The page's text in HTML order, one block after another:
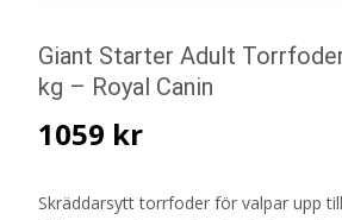
Giant Starter Adult
kg – Royal Canin
1059 kr
Skräddarsytt torrfoder för valpar upp